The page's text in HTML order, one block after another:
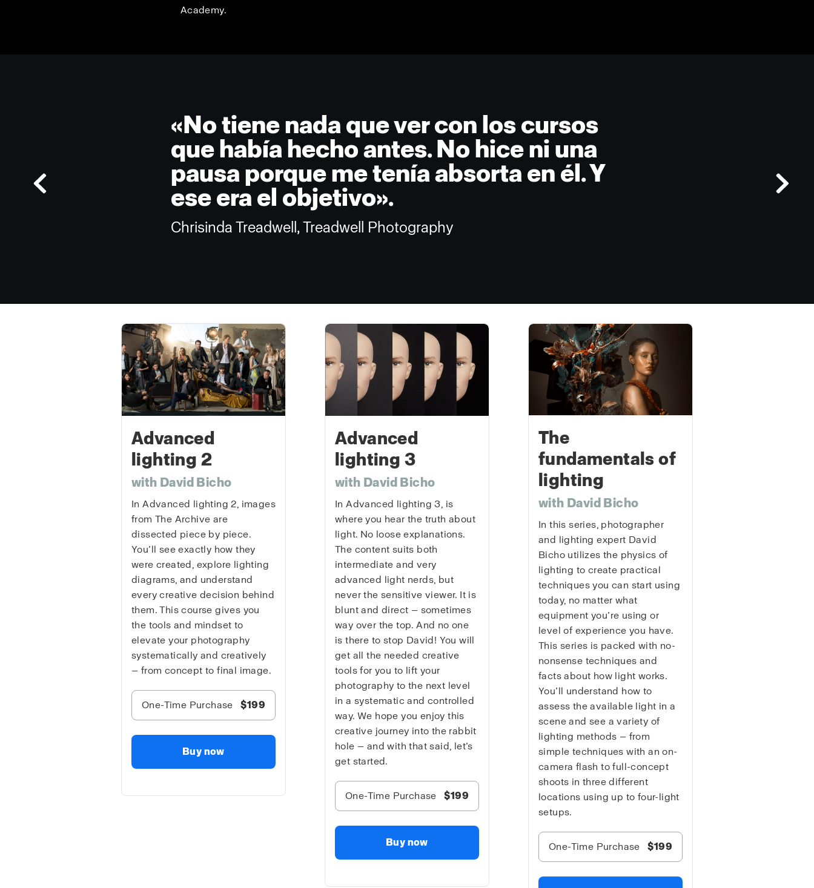
Academy.
«No tiene nada que ver con los cursos
que había hecho antes. No hice ni una
pausa porque me tenía absorta en él. Y
ese era el objetivo».
Chrisinda Treadwell, Treadwell Photography
Advanced
lighting 2
with David Bicho
In Advanced lighting 2, images
from The Archive are
dissected piece by piece.
You’ll see exactly how they
were created, explore lighting
diagrams, and understand
every creative decision behind
them. This course gives you
the tools and mindset to
elevate your photography
systematically and creatively
— from concept to final image.
One-Time Purchase $199
Buy now
Advanced
lighting 3
with David Bicho
In Advanced lighting 3, is
where you hear the truth about
light. No loose explanations.
The content suits both
intermediate and very
advanced light nerds, but
never the sensitive viewer. It is
blunt and direct — sometimes
way over the top. And no one
is there to stop David! You will
get all the needed creative
tools for you to lift your
photography to the next level
in a systematic and controlled
way. We hope you enjoy this
creative journey into the rabbit
hole — and with that said, let’s
get started.
One-Time Purchase $199
Buy now
The
fundamentals of
lighting
with David Bicho
In this series, photographer
and lighting expert David
Bicho utilizes the physics of
lighting to create practical
techniques you can start using
today, no matter what
equipment you’re using or
level of experience you have.
This series is packed with no-
nonsense techniques and
facts about how light works.
You’ll understand how to
assess the available light in a
scene and see a variety of
lighting methods — from
simple techniques with an on-
camera flash to full-concept
shoots in three different
locations using up to four-light
setups.
One-Time Purchase $199